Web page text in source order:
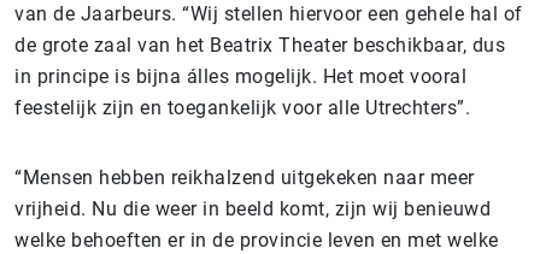
van de Jaarbeurs. “Wij stellen hiervoor een gehele hal of
de grote zaal van het Beatrix Theater beschikbaar, dus
in principe is bijna álles mogelijk. Het moet vooral
feestelijk zijn en toegankelijk voor alle Utrechters”.
“Mensen hebben reikhalzend uitgekeken naar meer
vrijheid. Nu die weer in beeld komt, zijn wij benieuwd
welke behoeften er in de provincie leven en met welke